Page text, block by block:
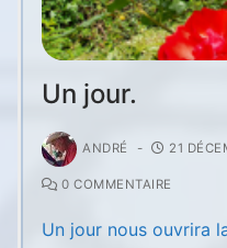
Un jour.
ANDRÉ - 21
0 COMMENTAIRE
Un jour nous ouvrira